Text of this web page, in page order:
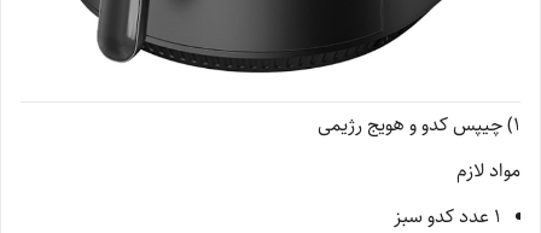
1) چیپس کدو و هویج رژیمی
مواد لازم
۱ عدد کدو سبز